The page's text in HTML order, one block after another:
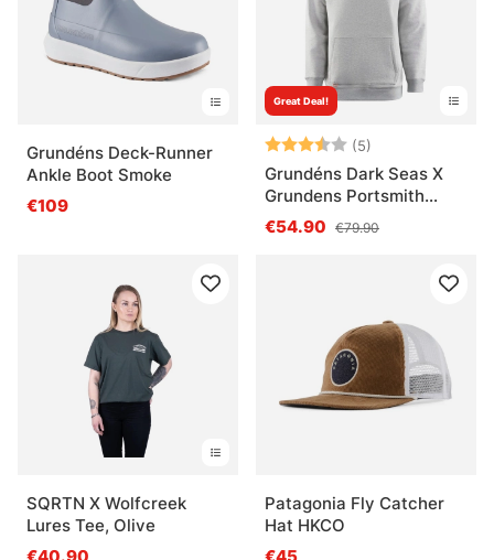
Grundéns Deck-Runner
Ankle Boot Smoke
€109
Great Deal!
Note: (5)
Grundéns Dark Seas X
Grundens Portsmith
Hoodie Athletic Heather
€54.90 €79.90
SQRTN X Wolfcreek
Lures Tee, Olive
Patagonia Fly Catcher
Hat HKCO